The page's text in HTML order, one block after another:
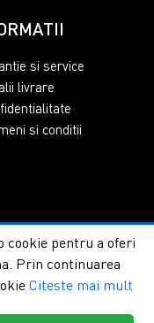
si service
livrare
si conditii
cookie pentru a oferi
Prin continuarea
Citeste mai mult